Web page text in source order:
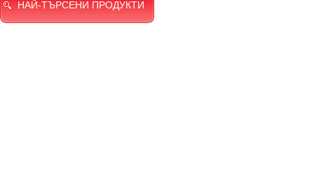
НАЙ-ТЪРСЕНИ ПРОДУКТИ